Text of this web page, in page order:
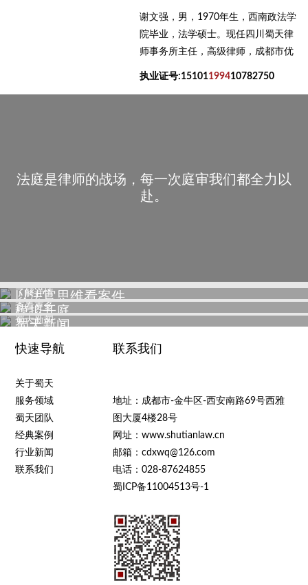
谢文强，男，1970年生，西南政法学
院毕业，法学硕士。现任四川蜀天律
师事务所主任，高级律师，成都市优
秀律师，成都市律师协会刑事专业律
执业证号:15101199410782750
法庭是律师的战场，每一次庭审我们都全力以
赴。
以法官思维看案件
了解详情
模拟开庭
查看更多
蜀天新闻
蜀天新闻
快速导航
关于蜀天
服务领域
蜀天团队
经典案例
行业新闻
联系我们
联系我们
地址：成都市-金牛区-西安南路69号西雅
图大厦4楼28号
网址：www.shutianlaw.cn
邮箱：cdxwq@126.com
电话：028-87624855
蜀ICP备11004513号-1